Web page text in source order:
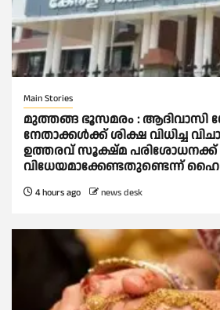
Main Stories
മുത്തങ്ങ ഭൂസമരം : ആദിവാസി
നേതാക്കള്‍ക്ക് ശിക്ഷ വിധിച്ച
ഉത്തരവ് സൂക്ഷ്മ പരിശോധനക്ക്
വിധേയമാക്കേണ്ടതുണ്ടെന്ന്
4 hours ago news desk